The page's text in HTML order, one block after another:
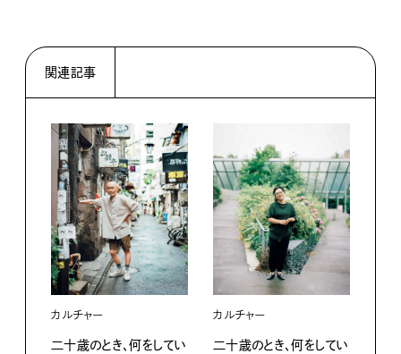
関連記事
カルチャー
二十歳のとき、何をしてい
カルチャー
二十歳のとき、何をしてい